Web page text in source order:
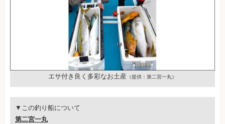
エサ付き良く多彩なお土産 （提供：第二宮一丸）
▼この釣り船について
第二宮一丸